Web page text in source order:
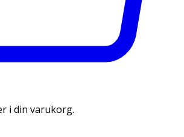
i din varukorg.